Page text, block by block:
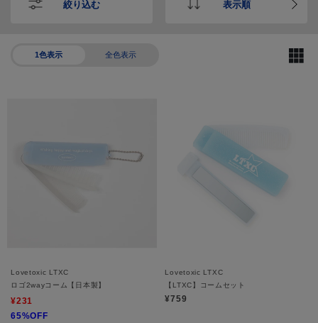
絞り込む 表示順
1色表示 全色表示
Lovetoxic LTXC
ロゴ2wayコーム【日本製】
¥231
65%OFF
Lovetoxic LTXC
【LTXC】コームセット
¥759